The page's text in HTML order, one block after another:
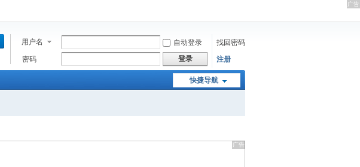
用户名 自动登录
找回密码
密码
登录 注册
快捷导航